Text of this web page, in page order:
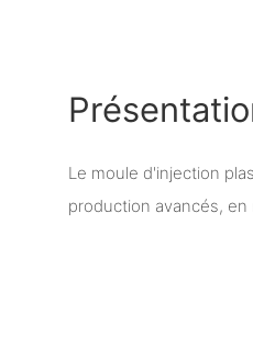
Le moule d'injection
production avancés,